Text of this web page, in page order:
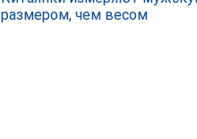
размером, чем весом